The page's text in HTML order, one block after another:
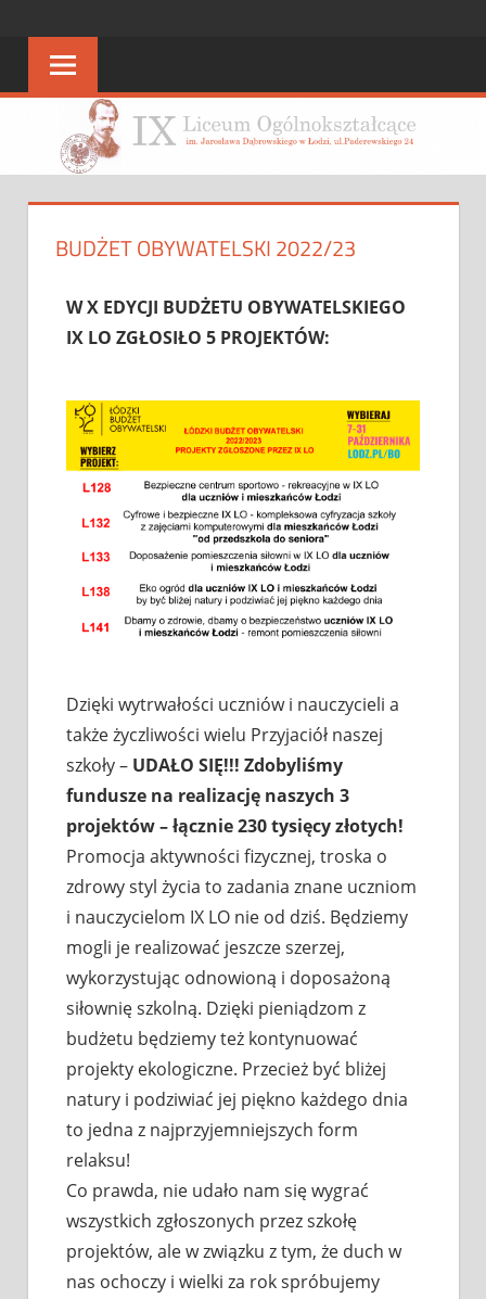
IX
LO
strona
LO
BUDŻET OBYWATELSKI 2022/23
W X EDYCJI BUDŻETU OBYWATELSKIEGO
IX LO ZGŁOSIŁO 5 PROJEKTÓW:
Dzięki wytrwałości uczniów i nauczycieli a
także życzliwości wielu Przyjaciół naszej
szkoły – UDAŁO SIĘ!!! Zdobyliśmy
fundusze na realizację naszych 3
projektów – łącznie 230 tysięcy złotych!
Promocja aktywności fizycznej, troska o
zdrowy styl życia to zadania znane uczniom
i nauczycielom IX LO nie od dziś. Będziemy
mogli je realizować jeszcze szerzej,
wykorzystując odnowioną i doposażoną
siłownię szkolną. Dzięki pieniądzom z
budżetu będziemy też kontynuować
projekty ekologiczne. Przecież być bliżej
natury i podziwiać jej piękno każdego dnia
to jedna z najprzyjemniejszych form
relaksu!
Co prawda, nie udało nam się wygrać
wszystkich zgłoszonych przez szkołę
projektów, ale w związku z tym, że duch w
nas ochoczy i wielki za rok spróbujemy